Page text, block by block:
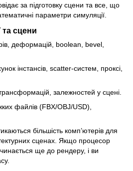
за підготовку сцени та все, що
параметри симуляції.
та сцени
деформацій, boolean, bevel,
інстансів, scatter-систем, проксі,
залежностей у сцені.
файлів (FBX/OBJ/USD),
більшість комп’ютерів для
сценах. Якщо процесор
ще до рендеру, і ви